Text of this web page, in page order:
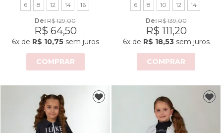
6 8 12 14 16
De: R$ 129,00
R$ 64,50
6xde R$ 10,75sem juros
COMPRAR
6 8 10 12 14
De: R$ 139,00
R$ 111,20
6xde R$ 18,53sem juros
COMPRAR